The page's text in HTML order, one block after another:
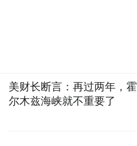
美财长断言：再过两年，霍
尔木兹海峡就不重要了